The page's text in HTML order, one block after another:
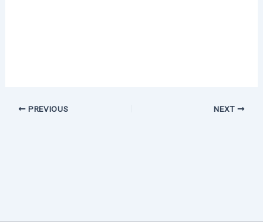
PREVIOUS NEXT